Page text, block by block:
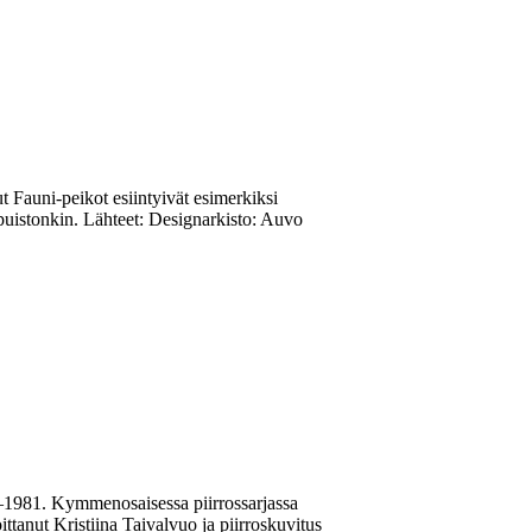
Fauni-peikot esiintyivät esimerkiksi
Lähteet: Designarkisto: Auvo
Kymmenosaisessa piirrossarjassa
Kristiina Taivalvuo ja piirroskuvitus